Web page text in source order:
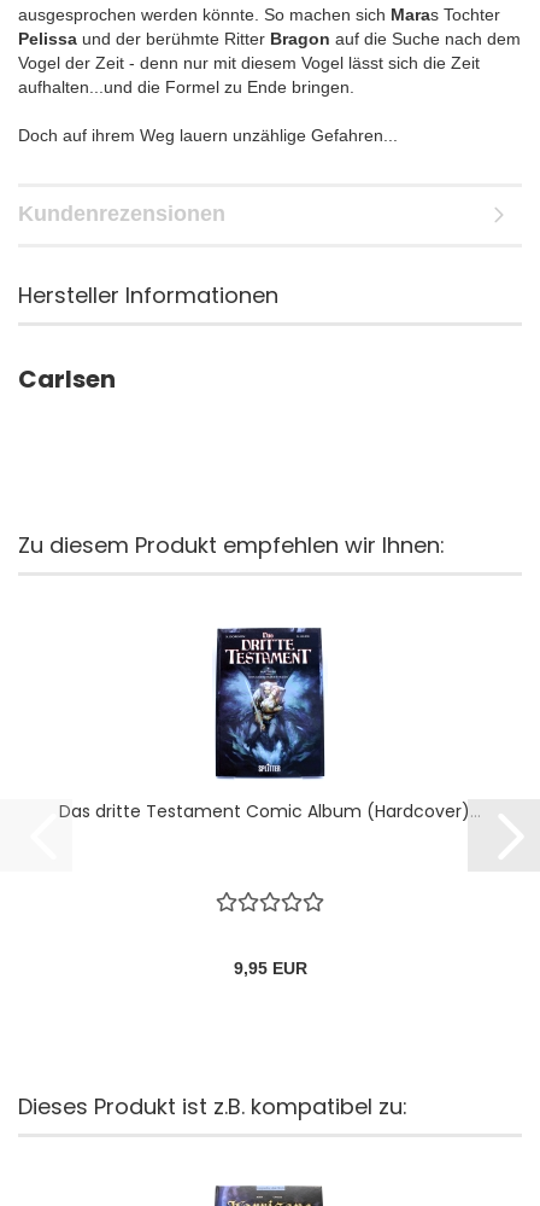
ausgesprochen werden könnte. So machen sich Maras Tochter
Pelissa und der berühmte Ritter Bragon auf die Suche nach dem
Vogel der Zeit - denn nur mit diesem Vogel lässt sich die Zeit
aufhalten...und die Formel zu Ende bringen.
Doch auf ihrem Weg lauern unzählige Gefahren...
Kundenrezensionen
Hersteller Informationen
Carlsen
Zu diesem Produkt empfehlen wir Ihnen:
Das dritte Testament Comic Album (Hardcover)...
9,95 EUR
Dieses Produkt ist z.B. kompatibel zu: